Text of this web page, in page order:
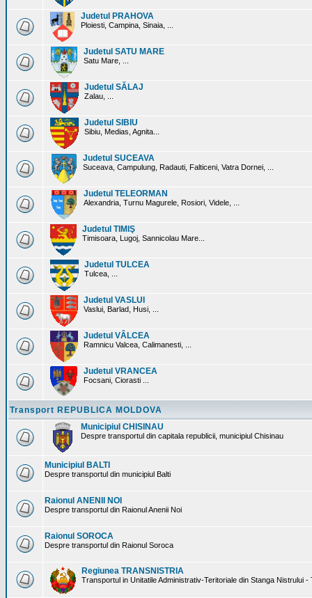
Judetul PRAHOVA
Ploiesti, Campina, Sinaia, ...
Judetul SATU MARE
Satu Mare, ...
Judetul SĂLAJ
Zalau, ...
Judetul SIBIU
Sibiu, Medias, Agnita...
Judetul SUCEAVA
Suceava, Campulung, Radauti, Falticeni, Vatra Dornei, ...
Judetul TELEORMAN
Alexandria, Turnu Magurele, Rosiori, Videle, ...
Judetul TIMIŞ
Timisoara, Lugoj, Sannicolau Mare...
Judetul TULCEA
Tulcea, ...
Judetul VASLUI
Vaslui, Barlad, Husi, ...
Judetul VÂLCEA
Ramnicu Valcea, Calimanesti, ...
Judetul VRANCEA
Focsani, Ciorasti ...
Transport REPUBLICA MOLDOVA
Municipiul CHISINAU
Despre transportul din capitala republicii, municipiul Chisinau
Municipiul BALTI
Despre transportul din municipiul Balti
Raionul ANENII NOI
Despre transportul din Raionul Anenii Noi
Raionul SOROCA
Despre transportul din Raionul Soroca
Regiunea TRANSNISTRIA
Transportul in Unitatile Administrativ-Teritoriale din Stanga Nistrului -